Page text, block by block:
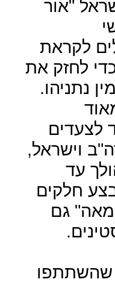
"אור
לקראת
לחזק את
נתניהו.
לצעדים
וישראל,
עד
חלקים
גם
שהשתתפו